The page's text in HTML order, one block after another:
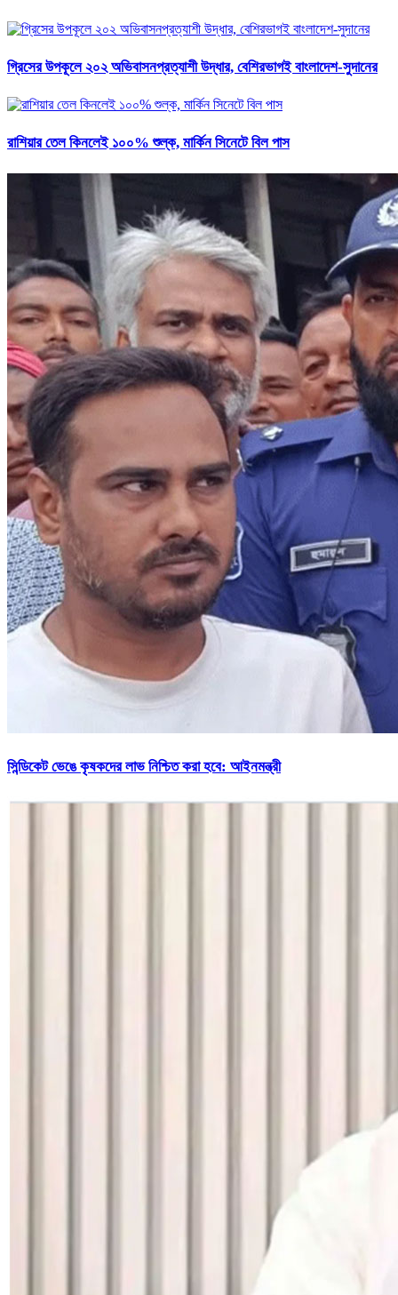
গ্রিসের উপকূলে ২০২ অভিবাসনপ্রত্যাশী উদ্ধার, বেশিরভাগই বাংলাদেশ-সুদানের
রাশিয়ার তেল কিনলেই ১০০% শুল্ক, মার্কিন সিনেটে বিল পাস
সিন্ডিকেট ভেঙে কৃষকদের লাভ নিশ্চিত করা হবে: আইনমন্ত্রী